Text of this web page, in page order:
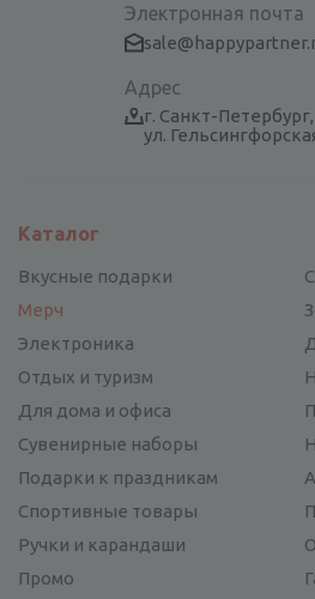
Электронная почта
Адрес
г. Санкт-Петербург,
ул.
Каталог
Вкусные подарки
Мерч
Электроника
Отдых и туризм
Для дома и офиса
Сувенирные наборы
Подарки к праздникам
Спортивные товары
Ручки и карандаши
Промо